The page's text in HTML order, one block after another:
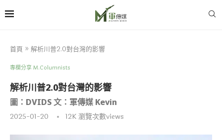
首頁 » 解析川普2.0對台灣的影響
專欄分享 M.Columnists
解析川普2.0對台灣的影響
圖：DVIDS 文：軍傳媒 Kevin
2025-01-20 12K瀏覽次數views